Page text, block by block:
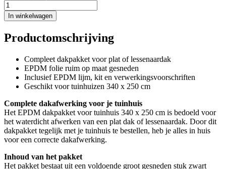
In winkelwagen
Productomschrijving
Compleet dakpakket voor plat of lessenaardak
EPDM folie ruim op maat gesneden
Inclusief EPDM lijm, kit en verwerkingsvoorschriften
Geschikt voor tuinhuizen 340 x 250 cm
Complete dakafwerking voor je tuinhuis
Het EPDM dakpakket voor tuinhuis 340 x 250 cm is bedoeld voor
het waterdicht afwerken van een plat dak of lessenaardak. Door dit
dakpakket tegelijk met je tuinhuis te bestellen, heb je alles in huis
voor een correcte dakafwerking.
Inhoud van het pakket
Het pakket bestaat uit een voldoende groot gesneden stuk zwart